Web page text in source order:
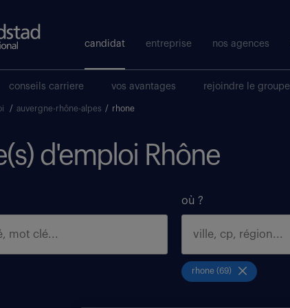
candidat entreprise nos agences
conseils carriere vos avantages rejoindre le groupe
/ auvergne-rhône-alpes / rhone
d'emploi Rhône
où ?
rhone (69)